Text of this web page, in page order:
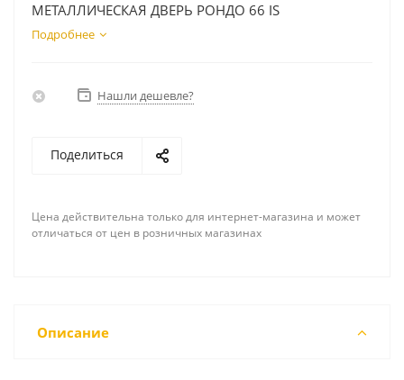
МЕТАЛЛИЧЕСКАЯ ДВЕРЬ РОНДО 66 IS
Подробнее
Нашли дешевле?
Поделиться
Цена действительна только для интернет-магазина и может
отличаться от цен в розничных магазинах
Описание